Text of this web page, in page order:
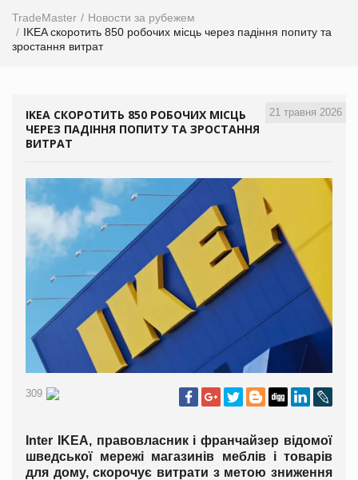
TradeMaster
Новости за рубежем
IKEA скоротить 850 робочих місць через падіння попиту та
зростання витрат
21 травня 2026
IKEA СКОРОТИТЬ 850 РОБОЧИХ МІСЦЬ
ЧЕРЕЗ ПАДІННЯ ПОПИТУ ТА ЗРОСТАННЯ
ВИТРАТ
309
Inter IKEA, правовласник і франчайзер відомої
шведської мережі магазинів меблів і товарів
для дому, скорочує витрати з метою зниження